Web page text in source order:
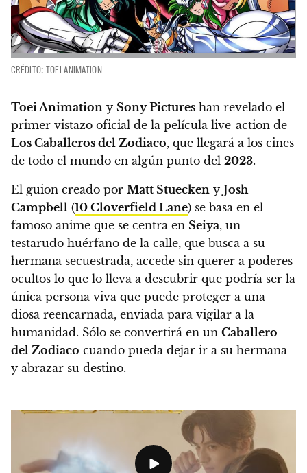
CRÉDITO: TOEI ANIMATION
Toei Animation y Sony Pictures han revelado el
primer vistazo oficial de la película live-action de
Los Caballeros del Zodiaco, que llegará a los cines
de todo el mundo en algún punto del 2023.
El guion creado por Matt Stuecken y Josh
Campbell (10 Cloverfield Lane) se basa en el
famoso anime que se centra en Seiya, un
testarudo huérfano de la calle, que busca a su
hermana secuestrada, accede sin querer a poderes
ocultos lo que lo lleva a descubrir que podría ser la
única persona viva que puede proteger a una
diosa reencarnada, enviada para vigilar a la
humanidad. Sólo se convertirá en un Caballero
del Zodiaco cuando pueda dejar ir a su hermana
y abrazar su destino.